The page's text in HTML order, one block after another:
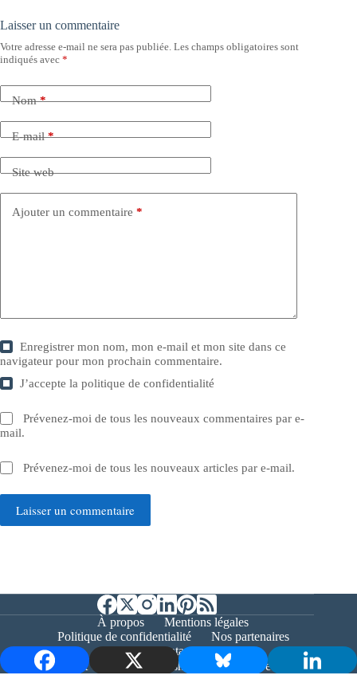
Laisser un commentaire
Votre adresse e-mail ne sera pas publiée. Les champs obligatoires sont
indiqués avec *
Nom*
E-mail*
Site web
Ajouter un commentaire *
Enregistrer mon nom, mon e-mail et mon site dans ce
navigateur pour mon prochain commentaire.
J’accepte lapolitique de confidentialité
Prévenez-moi de tous les nouveaux commentaires par e-
mail.
Prévenez-moi de tous les nouveaux articles par e-mail.
Laisser un commentaire
À propos
Mentions légales
Politique de confidentialité
Nos partenaires
Contact
Copyright © 2026 - Bernieshoot.fr Journal Web